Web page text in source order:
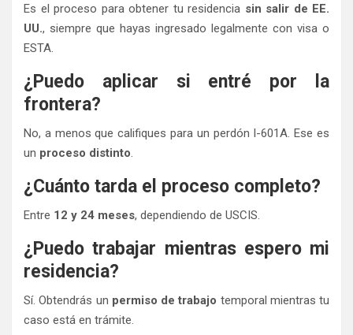
Es el proceso para obtener tu residencia sin salir de EE.
UU., siempre que hayas ingresado legalmente con visa o
ESTA.
¿Puedo aplicar si entré por la
frontera?
No, a menos que califiques para un perdón I-601A. Ese es
un proceso distinto.
¿Cuánto tarda el proceso completo?
Entre 12 y 24 meses, dependiendo de USCIS.
¿Puedo trabajar mientras espero mi
residencia?
Sí. Obtendrás un permiso de trabajo temporal mientras tu
caso está en trámite.